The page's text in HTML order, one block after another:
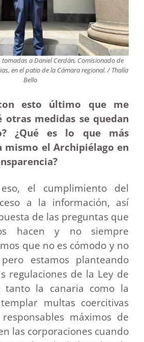
a Daniel Cerdán, Comisionado de
en el patio de la Cámara regional. / Thalía
Bello
esto último que me
otras medidas se quedan
¿Qué es lo que más
mismo el Archipiélago en
eso, el cumplimiento del
a la información, así
de las preguntas que
hacen y no siempre
que no es cómodo y no
estamos planteando
regulaciones de la Ley de
tanto la canaria como la
multas coercitivas
máximos de
las corporaciones cuando